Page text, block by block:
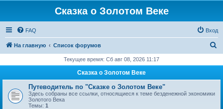
Сказка о Золотом Веке
FAQ Вход
На главную Список форумов
с
Текущее время: Сб авг 08, 2026 11:17
Сказка о Золотом Веке
Путеводитель по "Сказке о Золотом Веке"
Здесь собраны все ссылки, относящиеся к теме безденежной экономики
Золотого Века
Темы: 1